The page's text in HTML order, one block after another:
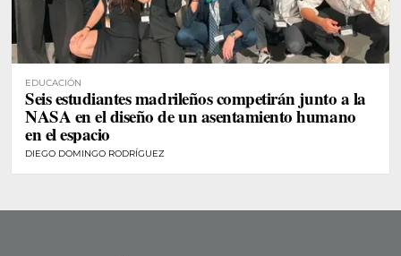
EDUCACIÓN
Seis estudiantes madrileños competirán junto a la
NASA en el diseño de un asentamiento humano
en el espacio
DIEGO DOMINGO RODRÍGUEZ